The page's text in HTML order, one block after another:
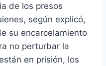
de los presos
según explicó,
su encarcelamiento
no perturbar la
en prisión, los